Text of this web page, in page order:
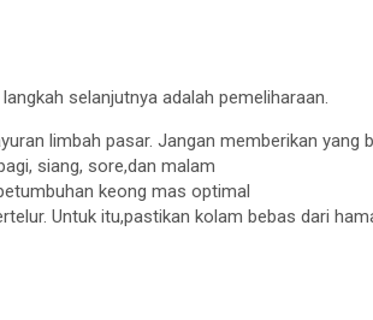
selanjutnya adalah pemeliharaan.
limbah pasar. Jangan memberikan yang
siang, sore,dan malam
keong mas optimal
Untuk itu,pastikan kolam bebas dari